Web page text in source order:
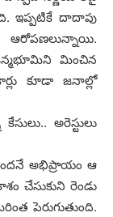
ఇప్ప‌టికే దాదాపు
ఆరోప‌ణ‌లున్నాయి.
మించిన
కూడా జ‌నాల్లో
అరెస్టులు
అభిప్రాయం ఆ
చేసుకుని రెండు
పెరుగుతుంది.